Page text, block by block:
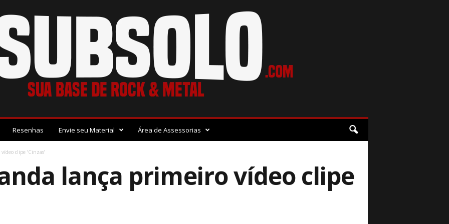
Resenhas Envie seu Material Área de Assessorias
clipe ‘Cinzas’
lança primeiro vídeo clipe